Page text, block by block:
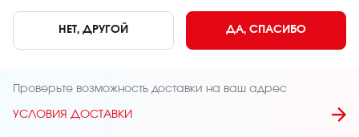
НЕТ, ДРУГОЙ ДА, СПАСИБО
Проверьте возможность доставки на ваш адрес
УСЛОВИЯ ДОСТАВКИ